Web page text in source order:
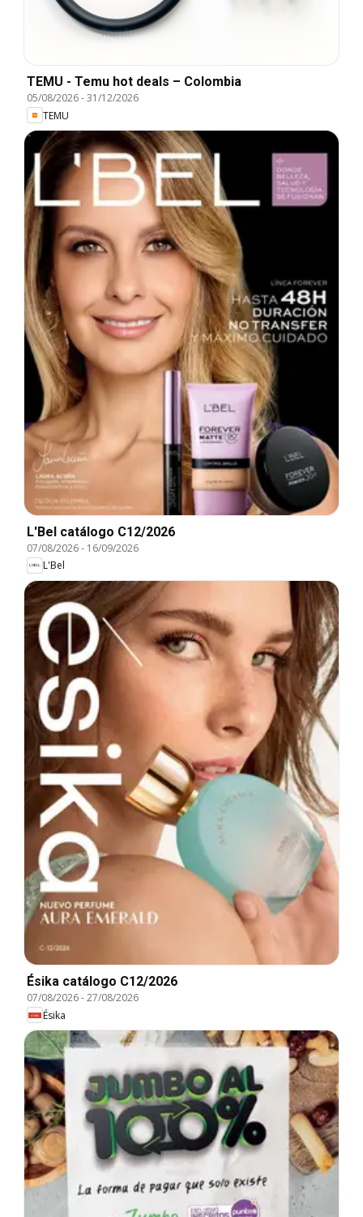
TEMU - Temu hot deals – Colombia
05/08/2026-31/12/2026
TEMU
L'Bel catálogo C12/2026
07/08/2026- 16/09/2026
L'Bel
Ésika catálogo C12/2026
07/08/2026-27/08/2026
Ésika